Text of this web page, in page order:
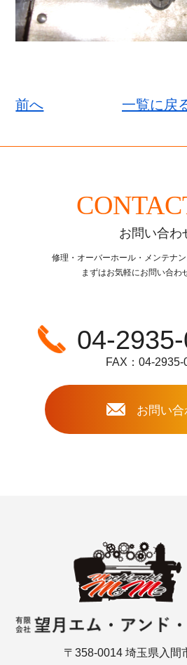
前へ 一覧に戻
お問い合わ
修理・オーバーホール・メンテナン
まずはお気軽にお問い合わ
04-
FAX：04-2935-
お問い合
〒358-0014 埼玉県入間